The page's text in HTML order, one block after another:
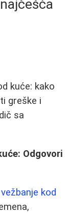
kuće: kako
greške i
sa
Odgovori
vežbanje kod